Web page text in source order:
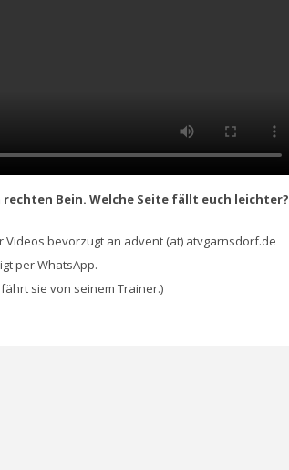
Bein. Welche Seite fällt euch leichter?
Videos bevorzugt an advent (at) atvgarnsdorf.de
per WhatsApp.
sie von seinem Trainer.)